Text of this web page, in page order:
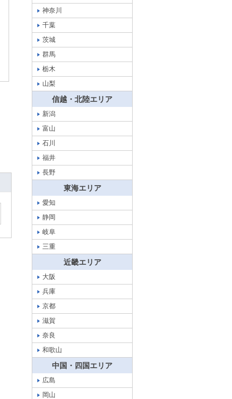
神奈川
千葉
茨城
群馬
栃木
山梨
信越・北陸エリア
新潟
富山
石川
福井
長野
東海エリア
愛知
静岡
岐阜
三重
近畿エリア
大阪
兵庫
京都
滋賀
奈良
和歌山
中国・四国エリア
広島
岡山